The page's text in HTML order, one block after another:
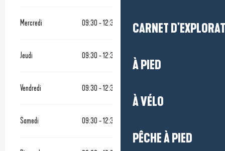
CARNET
À PIED
À VÉLO
PÊCHE À PIED
Mercredi 09:30 - 12:30 15:00 - 19:30
Jeudi 09:30 - 12:30
Vendredi 09:30 - 12:30
Samedi 09:30 - 12:30